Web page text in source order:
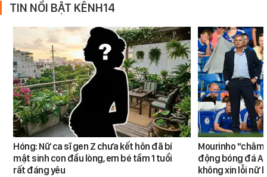
TIN NỔI BẬT KÊNH14
Hóng: Nữ ca sĩ gen Z chưa kết hôn đã bí
mật sinh con đầu lòng, em bé tầm 1 tuổi
rất đáng yêu
Mourinho "châm
động bóng đá
không xin lỗi nữ